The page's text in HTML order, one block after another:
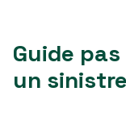
Guide
un